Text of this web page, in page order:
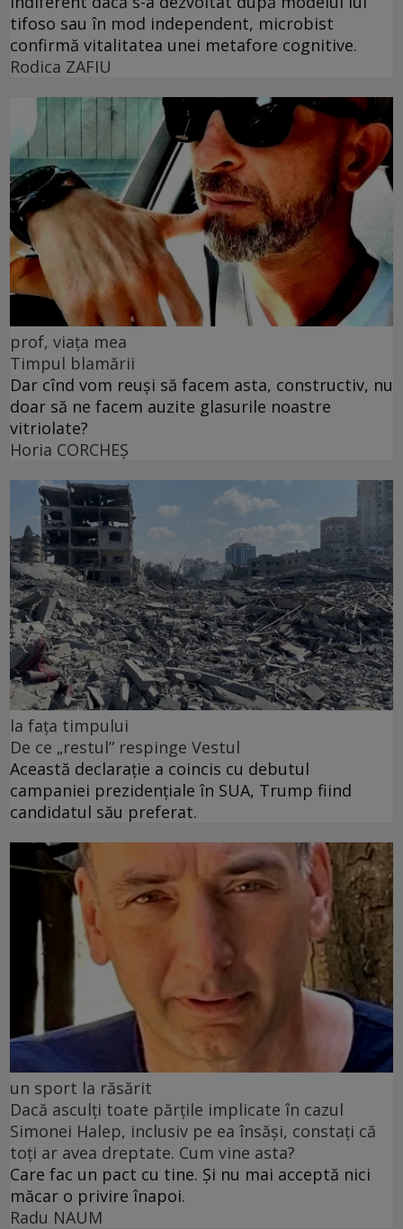
tifoso sau în mod independent, microbist
confirmă vitalitatea unei metafore cognitive.
Rodica ZAFIU
prof, viața mea
Timpul blamării
Dar cînd vom reuși să facem asta, constructiv, nu
doar să ne facem auzite glasurile noastre
vitriolate?
Horia CORCHEŞ
la fața timpului
De ce „restul” respinge Vestul
Această declarație a coincis cu debutul
campaniei prezidențiale în SUA, Trump fiind
candidatul său preferat.
un sport la răsărit
Dacă asculți toate părțile implicate în cazul
Simonei Halep, inclusiv pe ea însăși, constați că
toți ar avea dreptate. Cum vine asta?
Care fac un pact cu tine. Și nu mai acceptă nici
măcar o privire înapoi.
Radu NAUM